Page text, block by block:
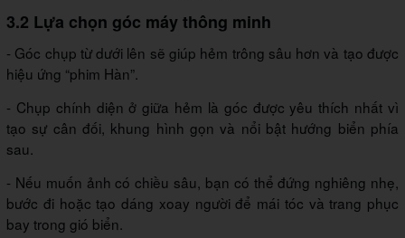
3.2 Lựa chọn góc máy thông minh
- Góc chụp từ dưới lên sẽ giúp hẻm trông sâu hơn và tạo được
hiệu ứng “phim Hàn”.
- Chụp chính diện ở giữa hẻm là góc được yêu thích nhất vì
tạo sự cân đối, khung hình gọn và nổi bật hướng biển phía
sau.
- Nếu muốn ảnh có chiều sâu, bạn có thể đứng nghiêng nhẹ,
bước đi hoặc tạo dáng xoay người để mái tóc và trang phục
bay trong gió biển.